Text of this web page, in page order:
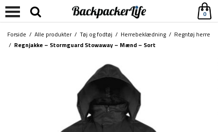
0
Forside / Alle produkter/ Tøj og fodtøj / Herrebeklædning / Regntøj herre
/ Regnjakke – Stormguard Stowaway – Mænd – Sort